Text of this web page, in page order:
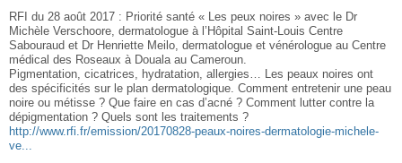
RFI du 28 août 2017 : Priorité santé « Les peux noires » avec le Dr
Michèle Verschoore, dermatologue à l’Hôpital Saint-Louis Centre
Sabouraud et Dr Henriette Meilo, dermatologue et vénérologue au Centre
médical des Roseaux à Douala au Cameroun.
Pigmentation, cicatrices, hydratation, allergies… Les peaux noires ont
des spécificités sur le plan dermatologique. Comment entretenir une peau
noire ou métisse ? Que faire en cas d’acné ? Comment lutter contre la
dépigmentation ? Quels sont les traitements ?
http://www.rfi.fr/emission/20170828-peaux-noires-dermatologie-michele-
ve...